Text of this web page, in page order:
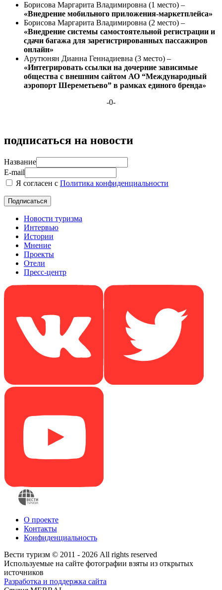
Борисова Маргарита Владимировна (1 место) –
«Внедрение мобильного приложения-маркетплейса»
Борисова Маргарита Владимировна (2 место) –
«Внедрение системы самостоятельной регистрации и
сдачи багажа для зарегистрированных пассажиров
онлайн»
Арутюнян Дианна Геннадиевна (3 место) –
«Интегрировать ссылки на дочерние зависимые
общества с внешним сайтом АО “Международный
аэропорт Шереметьево” в рамках единого бренда»
-0-
подписаться на новости
Название
E-mail
Я согласен с Политика конфиденциальности
Новости туризма
Интервью
Истории
Мнение
Проекты
Отели
Пресс-центр
О проекте
Контакты
Конфиденциальность
Вести туризм © 2011 - 2026 All rights reserved
Используемые на сайте фотографии взяты из открытых
источников
Разработка и поддержка сайта